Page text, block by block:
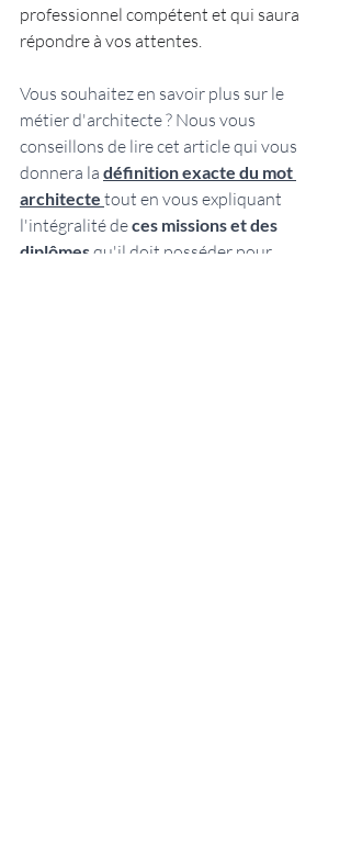
professionnel compétent et qui saura
répondre à vos attentes.
Vous souhaitez en savoir plus sur le
métier d'architecte ? Nous vous
conseillons de lire cet article qui vous
donnera la définition exacte du mot
architecte tout en vous expliquant
l'intégralité de ces missions et des
diplômes qu'il doit posséder pour